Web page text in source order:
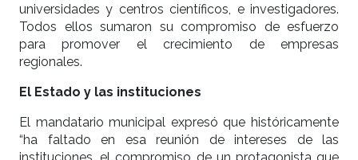
universidades y centros científicos, e investigadores.
Todos ellos sumaron su compromiso de esfuerzo
para promover el crecimiento de empresas
regionales.
El Estado y las instituciones
El mandatario municipal expresó que históricamente
“ha faltado en esa reunión de intereses de las